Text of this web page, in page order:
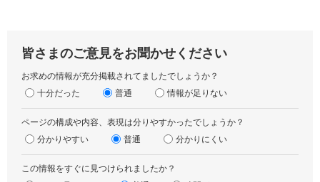
皆さまのご意見をお聞かせください
お求めの情報が充分掲載されてましたでしょうか？
十分だった
普通 情報が足りない
ページの構成や内容、表現は分りやすかったでしょうか？
分かりやすい
普通 分かりにくい
この情報をすぐに見つけられましたか？